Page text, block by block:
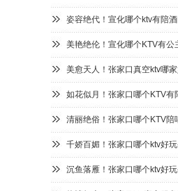
姿容绝代！宣化哪个ktv有陪
美艳绝伦！宣化哪个KTV有
美愈天人！张家口真空ktv哪
如花似月！张家口哪个KTV
清丽绝俗！张家口哪个KTV
千娇百媚！张家口哪个ktv好
沉鱼落雁！张家口哪个ktv好